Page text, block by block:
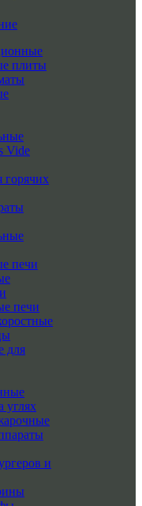
плиты
Vide
горячих
печи
печи
для
углях
и